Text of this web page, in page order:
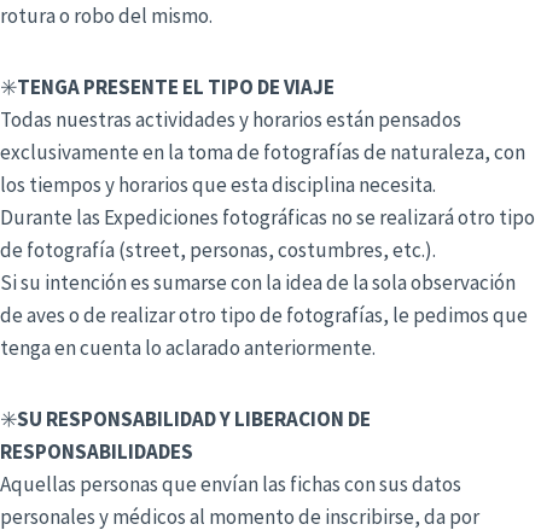
rotura o robo del mismo.
✳️TENGA PRESENTE EL TIPO DE VIAJE
Todas nuestras actividades y horarios están pensados
exclusivamente en la toma de fotografías de naturaleza, con
los tiempos y horarios que esta disciplina necesita.
Durante las Expediciones fotográficas no se realizará otro tipo
de fotografía (street, personas, costumbres, etc.).
Si su intención es sumarse con la idea de la sola observación
de aves o de realizar otro tipo de fotografías, le pedimos que
tenga en cuenta lo aclarado anteriormente.
✳️SU RESPONSABILIDAD Y LIBERACION DE
RESPONSABILIDADES
Aquellas personas que envían las fichas con sus datos
personales y médicos al momento de inscribirse, da por